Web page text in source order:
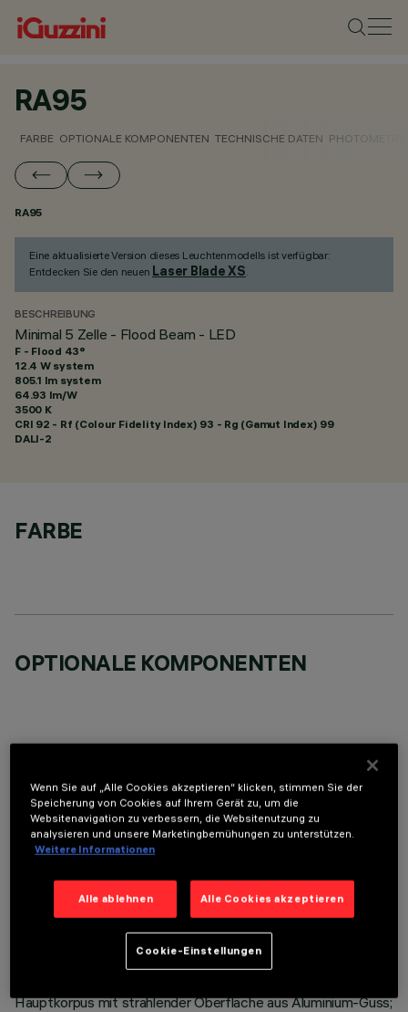
RA95
FARBE OPTIONALE KOMPONENTEN TECHNISCHE DATEN
RA95
Eine aktualisierte Version dieses Leuchtenmodells ist verfügbar:
Entdecken Sie den neuen Laser Blade XS.
BESCHREIBUNG
Minimal 5 Zelle - Flood Beam - LED
F - Flood 43°
12.4 W system
805.1 lm system
64.93 lm/W
3500 K
CRI 92 - Rf (Colour Fidelity Index) 93 - Rg (Gamut Index) 99
DALI-2
FARBE
OPTIONALE KOMPONENTEN
TECHNISCHE DATEN
LETZTES UPDATE: 06.08.2026
Miniaturisierte, lineare Einbauleuchte mit 5 optischen
Elementen mit LED-Lampen - feste Optik. Trotz der sehr
kompakten Größe der Leuchte sorgt die patentierte
Technologie des optischen Systems für einen effizienten
Hauptkorpus mit strahlender Oberfläche aus Aluminium-Guss;
Wenn Sie auf „Alle Cookies akzeptieren“ klicken, stimmen Sie der
Speicherung von Cookies auf Ihrem Gerät zu, um die
Websitenavigation zu verbessern, die Websitenutzung zu
analysieren und unsere Marketingbemühungen zu unterstützen.
Weitere Informationen
Alle ablehnen Alle Cookies akzeptieren
Cookie-Einstellungen